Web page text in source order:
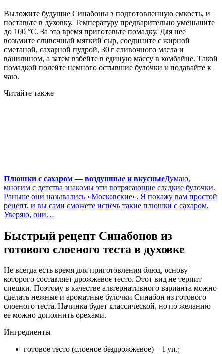
Выложите будущие Синабоны в подготовленную емкость, и
поставьте в духовку. Температуру предварительно уменьшите
до 160 °C. За это время приготовьте помадку. Для нее
возьмите сливочный мягкий сыр, соедините с жирной
сметаной, сахарной пудрой, 30 г сливочного масла и
ванилином, а затем взбейте в единую массу в комбайне. Такой
помадкой полейте немного остывшие булочки и подавайте к
чаю.
Читайте также
Плюшки с сахаром — воздушные и вкусныеДумаю,
многим с детства знакомы эти потрясающие сладкие булочки.
Раньше они назывались «Московские». Я покажу вам простой
рецепт, и вы сами сможете испечь такие плюшки с сахаром.
Уверяю, они…
Быстрый рецепт Синабонов из
готового слоеного теста в духовке
Не всегда есть время для приготовления блюд, основу
которого составляет дрожжевое тесто. Этот вид не терпит
спешки. Поэтому в качестве альтернативного варианта можно
сделать нежные и ароматные булочки Синабон из готового
слоеного теста. Начинка будет классической, но по желанию
ее можно дополнить орехами.
Ингредиенты
готовое тесто (слоеное бездрожжевое) – 1 уп.;